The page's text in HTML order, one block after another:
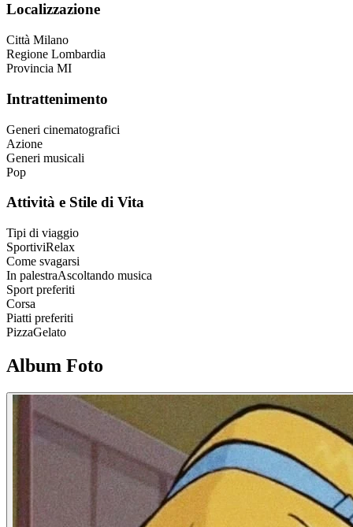
Localizzazione
Città Milano
Regione Lombardia
Provincia MI
Intrattenimento
Generi cinematografici
Azione
Generi musicali
Pop
Attività e Stile di Vita
Tipi di viaggio
SportiviRelax
Come svagarsi
In palestraAscoltando musica
Sport preferiti
Corsa
Piatti preferiti
PizzaGelato
Album Foto